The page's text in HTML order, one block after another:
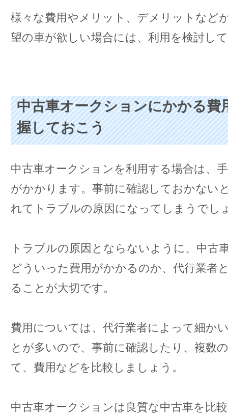
様々な費用やメリット、デメリットなど
望の車が欲しい場合には、利用を検討し
中古車オークションにかかる費
握しておこう
中古車オークションを利用する場合は、
がかかります。事前に確認しておかない
れてトラブルの原因になってしまうでし
トラブルの原因とならないように、中古
どういった費用がかかるのか、代行業者
ることが大切です。
費用については、代行業者によって細か
とが多いので、事前に確認したり、複数
て、費用などを比較しましょう。
中古車オークションは良質な中古車を比